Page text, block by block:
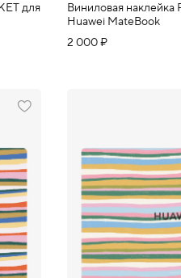
для
Виниловая наклейка
Huawei MateBook
2 000 ₽